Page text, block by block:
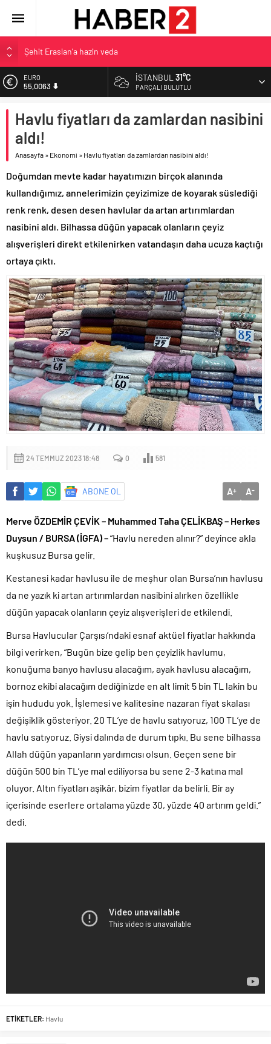
Malatya’da Bakırcılar Çarşısı’na ilk kazma
BAU Tıp’tan öğrencilerine 500 bin liralık bilimsel destek
İzmit Belediyesi’nden Tepeköy’de asfalt mesaisi
EURO
55,0063
6.543,59
BİST
13.798,82
47,7010
İSTANBUL31°C
PARÇALI BULUTLU
Havlu fiyatları da zamlardan nasibini
aldı!
Anasayfa » Ekonomi » Havlu fiyatları da zamlardan nasibini aldı!
Doğumdan mevte kadar hayatımızın birçok alanında
kullandığımız, annelerimizin çeyizimize de koyarak süslediği
renk renk, desen desen havlular da artan artırımlardan
nasibini aldı. Bilhassa düğün yapacak olanların çeyiz
alışverişleri direkt etkilenirken vatandaşın daha ucuza kaçtığı
ortaya çıktı.
24 TEMMUZ 2023 18:48 0 581
ABONE OL A+ A-
Merve ÖZDEMİR ÇEVİK – Muhammed Taha ÇELİKBAŞ – Herkes
Duysun / BURSA (İGFA) –“Havlu nereden alınır?” deyince akla
kuşkusuz Bursa gelir.
Kestanesi kadar havlusu ile de meşhur olan Bursa’nın havlusu
da ne yazık ki artan artırımlardan nasibini alırken özellikle
düğün yapacak olanların çeyiz alışverişleri de etkilendi.
Bursa Havlucular Çarşısı’ndaki esnaf aktüel fiyatlar hakkında
bilgi verirken, “Bugün bize gelip ben çeyizlik havlumu,
konuğuma banyo havlusu alacağım, ayak havlusu alacağım,
bornoz ekibi alacağım dediğinizde en alt limit 5 bin TL lakin bu
işin hududu yok. İşlemesi ve kalitesine nazaran fiyat skalası
değişiklik gösteriyor. 20 TL’ye de havlu satıyoruz, 100 TL’ye de
havlu satıyoruz. Giysi dalında de durum tıpkı. Bu sene bilhassa
Allah düğün yapanların yardımcısı olsun. Geçen sene bir
düğün 500 bin TL’ye mal ediliyorsa bu sene 2-3 katına mal
oluyor. Altın fiyatları aşikâr, bizim fiyatlar da belirli. Bir ay
içerisinde eserlere ortalama yüzde 30, yüzde 40 artırım geldi.”
dedi.
ETİKETLER: Havlu